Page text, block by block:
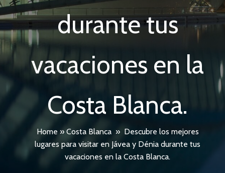
durante tus
vacaciones en la
Costa Blanca.
Home » Costa Blanca » Descubre los mejores
lugares para visitar en Jávea y Dénia durante tus
vacaciones en la Costa Blanca.